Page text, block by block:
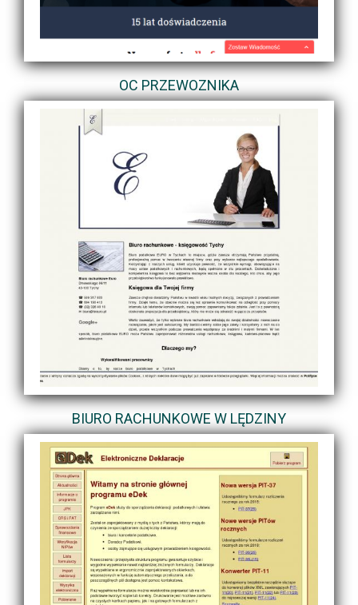
OC PRZEWOZNIKA
BIURO RACHUNKOWE W LĘDZINY